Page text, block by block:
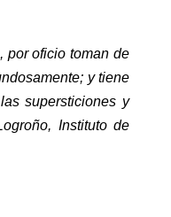
por oficio toman de
y tiene
supersticiones y
Instituto de